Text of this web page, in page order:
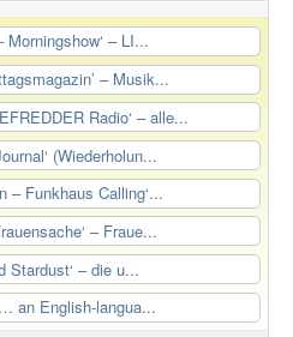
Morningshow‘ – LI...
– Musik...
Radio‘ – alle...
(Wiederholun...
– Funkhaus Calling‘...
– Fraue...
Stardust‘ – die u...
… an English-langua...